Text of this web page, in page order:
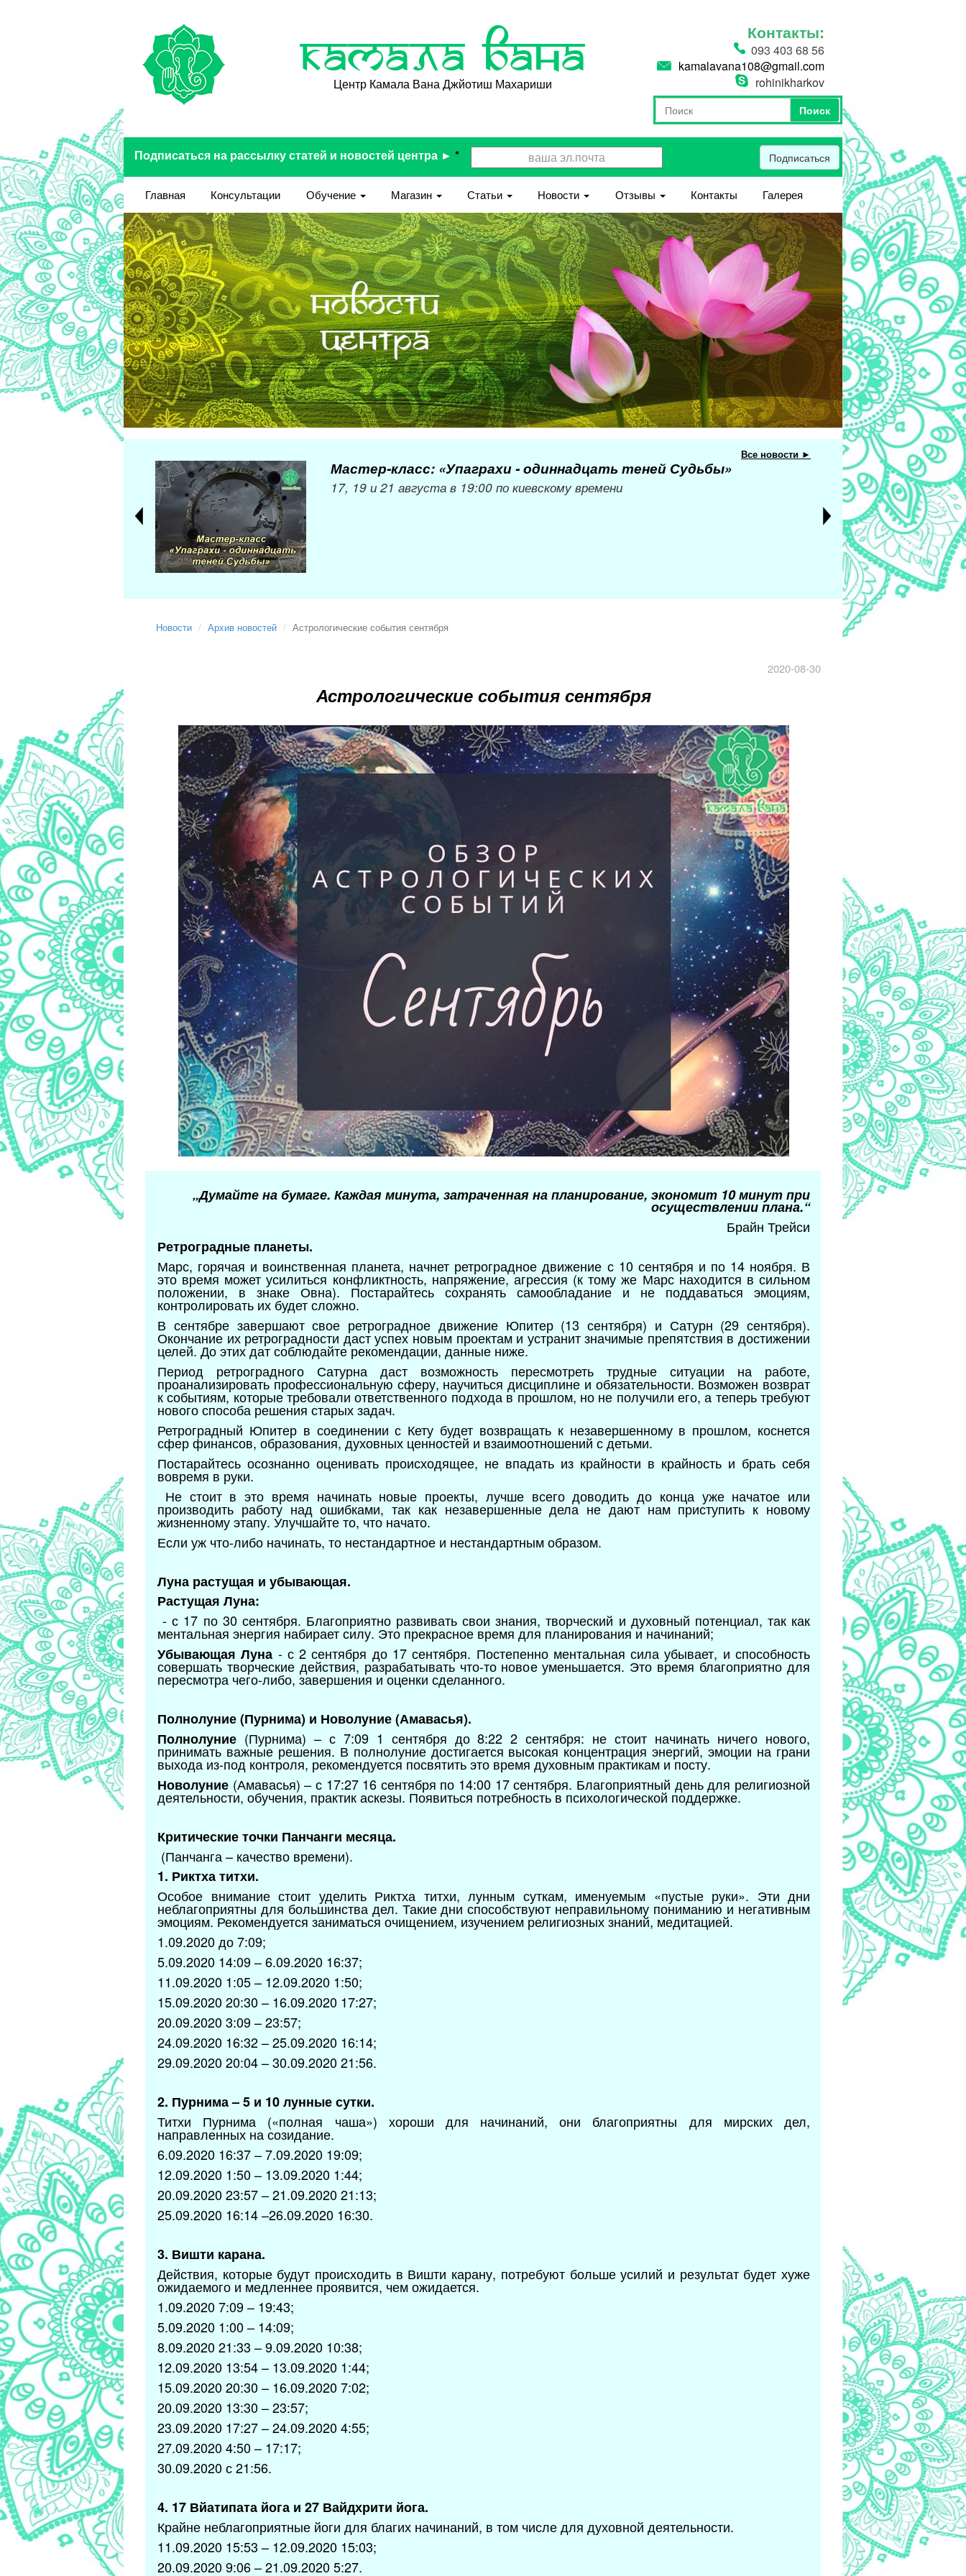
Камала Вана
Центр Камала Вана Джйотиш Махариши
Контакты:
093 403 68 56
kamalavana108@gmail.com
rohinikharkov
Форма поиска
Поиск
Поиск
Подписаться на рассылку статей и новостей центра ► * Подписаться
Главная Консультации Обучение Магазин Статьи Новости Отзывы Контакты Галерея
Все новости ►
Мастер-класс: «Упаграхи - одиннадцать теней Судьбы»
17, 19 и 21 августа в 19:00 по киевскому времени
Новости Архив новостей Астрологические события сентября
2020-08-30
Астрологические события сентября
„Думайте на бумаге. Каждая минута, затраченная на планирование, экономит 10 минут при
осуществлении плана.“
Брайн Трейси
Ретроградные планеты.
Марс, горячая и воинственная планета, начнет ретроградное движение с 10 сентября и по 14 ноября. В
это время может усилиться конфликтность, напряжение, агрессия (к тому же Марс находится в сильном
положении, в знаке Овна). Постарайтесь сохранять самообладание и не поддаваться эмоциям,
контролировать их будет сложно.
В сентябре завершают свое ретроградное движение Юпитер (13 сентября) и Сатурн (29 сентября).
Окончание их ретроградности даст успех новым проектам и устранит значимые препятствия в достижении
целей. До этих дат соблюдайте рекомендации, данные ниже.
Период ретроградного Сатурна даст возможность пересмотреть трудные ситуации на работе,
проанализировать профессиональную сферу, научиться дисциплине и обязательности. Возможен возврат
к событиям, которые требовали ответственного подхода в прошлом, но не получили его, а теперь требуют
нового способа решения старых задач.
Ретроградный Юпитер в соединении с Кету будет возвращать к незавершенному в прошлом, коснется
сфер финансов, образования, духовных ценностей и взаимоотношений с детьми.
Постарайтесь осознанно оценивать происходящее, не впадать из крайности в крайность и брать себя
вовремя в руки.
Не стоит в это время начинать новые проекты, лучше всего доводить до конца уже начатое или
производить работу над ошибками, так как незавершенные дела не дают нам приступить к новому
жизненному этапу. Улучшайте то, что начато.
Если уж что-либо начинать, то нестандартное и нестандартным образом.
Луна растущая и убывающая.
Растущая Луна:
- с 17 по 30 сентября. Благоприятно развивать свои знания, творческий и духовный потенциал, так как
ментальная энергия набирает силу. Это прекрасное время для планирования и начинаний;
Убывающая Луна - с 2 сентября до 17 сентября. Постепенно ментальная сила убывает, и способность
совершать творческие действия, разрабатывать что-то новое уменьшается. Это время благоприятно для
пересмотра чего-либо, завершения и оценки сделанного.
Полнолуние (Пурнима) и Новолуние (Амавасья).
Полнолуние (Пурнима) – с 7:09 1 сентября до 8:22 2 сентября: не стоит начинать ничего нового,
принимать важные решения. В полнолуние достигается высокая концентрация энергий, эмоции на грани
выхода из-под контроля, рекомендуется посвятить это время духовным практикам и посту.
Новолуние (Амавасья) – с 17:27 16 сентября по 14:00 17 сентября. Благоприятный день для религиозной
деятельности, обучения, практик аскезы. Появиться потребность в психологической поддержке.
Критические точки Панчанги месяца.
(Панчанга – качество времени).
1. Риктха титхи.
Особое внимание стоит уделить Риктха титхи, лунным суткам, именуемым «пустые руки». Эти дни
неблагоприятны для большинства дел. Такие дни способствуют неправильному пониманию и негативным
эмоциям. Рекомендуется заниматься очищением, изучением религиозных знаний, медитацией.
1.09.2020 до 7:09;
5.09.2020 14:09 – 6.09.2020 16:37;
11.09.2020 1:05 – 12.09.2020 1:50;
15.09.2020 20:30 – 16.09.2020 17:27;
20.09.2020 3:09 – 23:57;
24.09.2020 16:32 – 25.09.2020 16:14;
29.09.2020 20:04 – 30.09.2020 21:56.
2. Пурнима – 5 и 10 лунные сутки.
Титхи Пурнима («полная чаша») хороши для начинаний, они благоприятны для мирских дел,
направленных на созидание.
6.09.2020 16:37 – 7.09.2020 19:09;
12.09.2020 1:50 – 13.09.2020 1:44;
20.09.2020 23:57 – 21.09.2020 21:13;
25.09.2020 16:14 –26.09.2020 16:30.
3. Вишти карана.
Действия, которые будут происходить в Вишти карану, потребуют больше усилий и результат будет хуже
ожидаемого и медленнее проявится, чем ожидается.
1.09.2020 7:09 – 19:43;
5.09.2020 1:00 – 14:09;
8.09.2020 21:33 – 9.09.2020 10:38;
12.09.2020 13:54 – 13.09.2020 1:44;
15.09.2020 20:30 – 16.09.2020 7:02;
20.09.2020 13:30 – 23:57;
23.09.2020 17:27 – 24.09.2020 4:55;
27.09.2020 4:50 – 17:17;
30.09.2020 с 21:56.
4. 17 Вйатипата йога и 27 Вайдхрити йога.
Крайне неблагоприятные йоги для благих начинаний, в том числе для духовной деятельности.
11.09.2020 15:53 – 12.09.2020 15:03;
20.09.2020 9:06 – 21.09.2020 5:27.